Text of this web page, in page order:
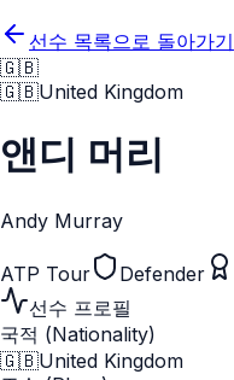
선수 목록으로 돌아가기
🇬🇧
🇬🇧United Kingdom
앤디 머리
Andy Murray
ATP Tour Defender
선수 프로필
국적 (Nationality)
🇬🇧United Kingdom